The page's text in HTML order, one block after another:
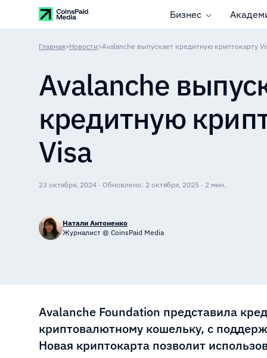
Бизнес
Главная>Новости>Avalanche выпускает кредитную криптокарту
Avalanche
кредитную
Visa
23 октября, 2024 · Обновлено: 2 октября, 2025 · 2 мин.
Натали Антоненко
Журналист @ CoinsPaid Media
Avalanche Foundation представила
криптовалютному кошельку, с
Новая криптокарта позволит